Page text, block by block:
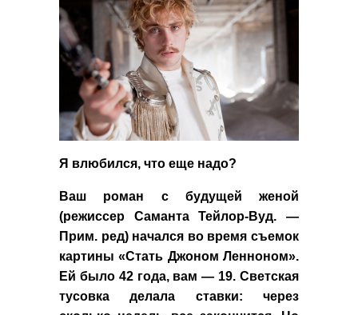
Я влюбился, что еще надо?
Ваш роман с будущей женой
(режиссер Саманта Тейлор-Вуд. —
Прим. ред) начался во время съемок
картины «Стать Джоном Ленноном».
Ей было 42 года, вам — 19. Светская
тусовка делала ставки: через